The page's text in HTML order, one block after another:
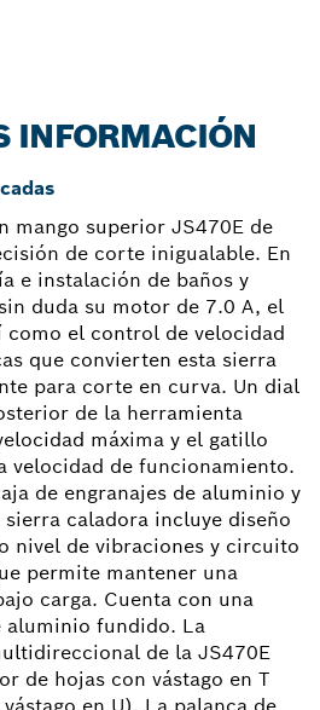
INFORMACIÓN
mango superior JS470E de
de corte inigualable. En
e instalación de baños y
duda su motor de 7.0 A, el
como el control de velocidad
que convierten esta sierra
para corte en curva. Un dial
de la herramienta
máxima y el gatillo
velocidad de funcionamiento.
de engranajes de aluminio y
caladora incluye diseño
nivel de vibraciones y circuito
permite mantener una
carga. Cuenta con una
aluminio fundido. La
de la JS470E
de hojas con vástago en T